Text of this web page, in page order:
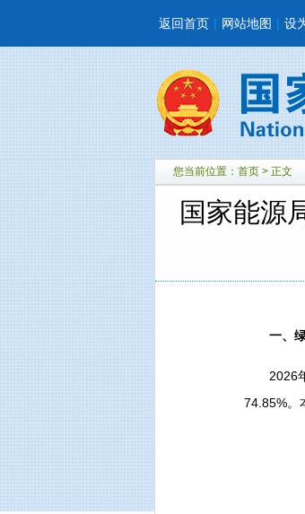
返回首页 | 网站地图 | 设
您当前位置： 首页 > 正文
国家能源
一、
2026
74.85%。